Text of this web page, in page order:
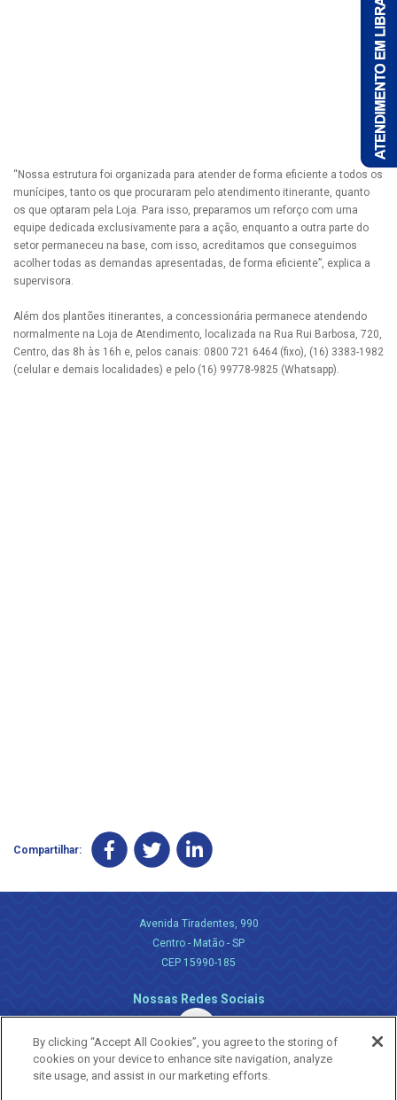
“Nossa estrutura foi organizada para atender de forma eficiente a todos os
munícipes, tanto os que procuraram pelo atendimento itinerante, quanto
os que optaram pela Loja. Para isso, preparamos um reforço com uma
equipe dedicada exclusivamente para a ação, enquanto a outra parte do
setor permaneceu na base, com isso, acreditamos que conseguimos
acolher todas as demandas apresentadas, de forma eficiente”, explica a
supervisora.
Além dos plantões itinerantes, a concessionária permanece atendendo
normalmente na Loja de Atendimento, localizada na Rua Rui Barbosa, 720,
Centro, das 8h às 16h e, pelos canais: 0800 721 6464 (fixo), (16) 3383-1982
(celular e demais localidades) e pelo (16) 99778-9825 (Whatsapp).
Compartilhar:
Avenida Tiradentes, 990
Centro - Matão - SP
CEP 15990-185
Nossas Redes Sociais
By clicking “Accept All Cookies”, you agree to the storing of
cookies on your device to enhance site navigation, analyze
site usage, and assist in our marketing efforts.